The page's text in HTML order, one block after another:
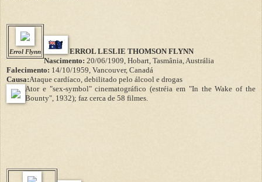
Errol Flynn
ERROL LESLIE THOMSON FLYNN
Nascimento: 20/06/1909, Hobart, Tasmânia, Austrália
Falecimento: 14/10/1959, Vancouver, Canadá
Causa:Ataque cardíaco, debilitado pelo álcool e drogas
Ator e "sex-symbol" cinematográfico (estréia em "In the Wake of the
Bounty", 1932); faz cerca de 58 filmes.